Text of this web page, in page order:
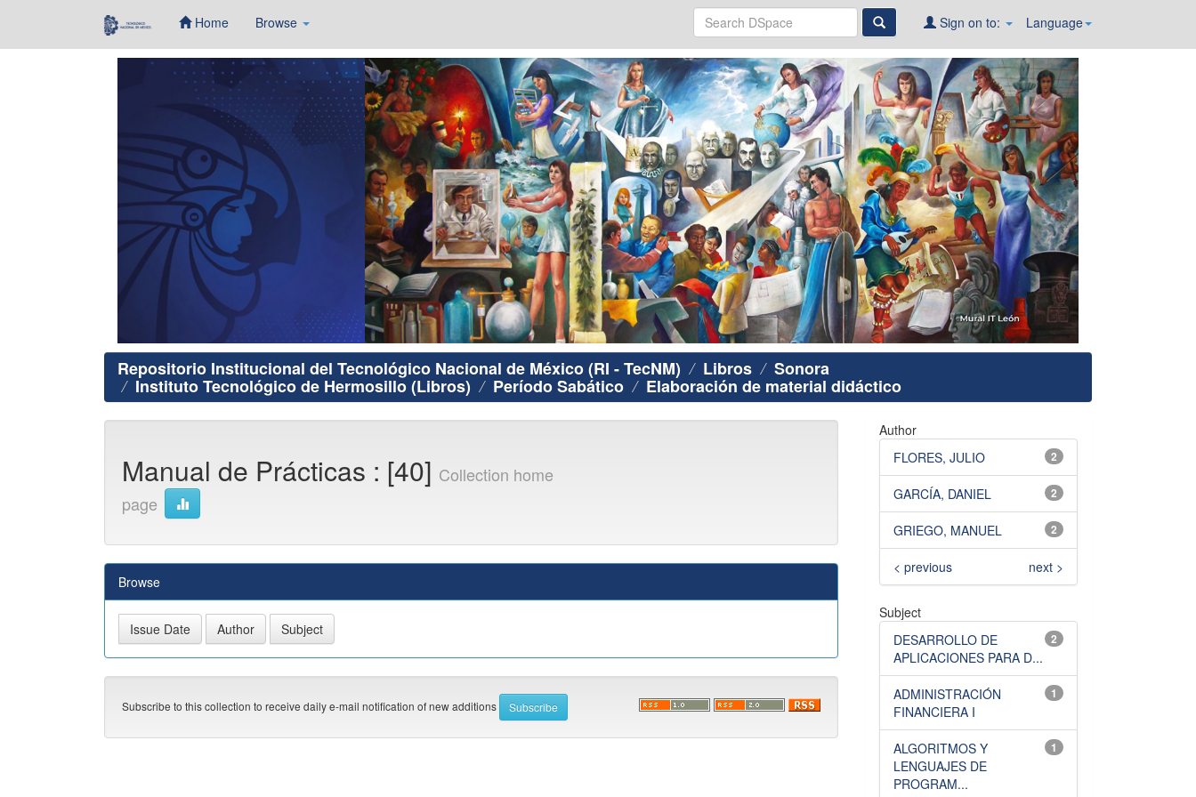
Home Browse Language
Sign on to:
Repositorio Institucional del Tecnológico Nacional de México (RI - TecNM) Libros Sonora
Instituto Tecnológico de Hermosillo (Libros) Período Sabático Elaboración de material didáctico
Manual de Prácticas : [40] Collection home
page
Browse
Subscribe to this collection to receive daily e-mail notification of new additions
Author
2
FLORES, JULIO
2
GARCÍA, DANIEL
2
GRIEGO, MANUEL
< previous next >
Subject
2
DESARROLLO DE
APLICACIONES PARA D...
1
ADMINISTRACIÓN
FINANCIERA I
1
ALGORITMOS Y
LENGUAJES DE
PROGRAM...